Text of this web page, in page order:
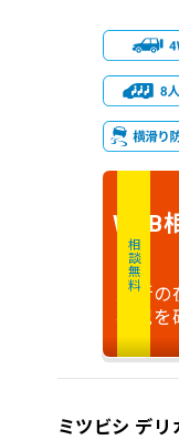
相談無料
WEB
最新の
状況を
ミツビシ デ